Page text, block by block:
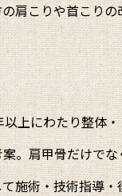
肩こりや首こり
上にわたり整体
。肩甲骨だけで
施術・技術指導